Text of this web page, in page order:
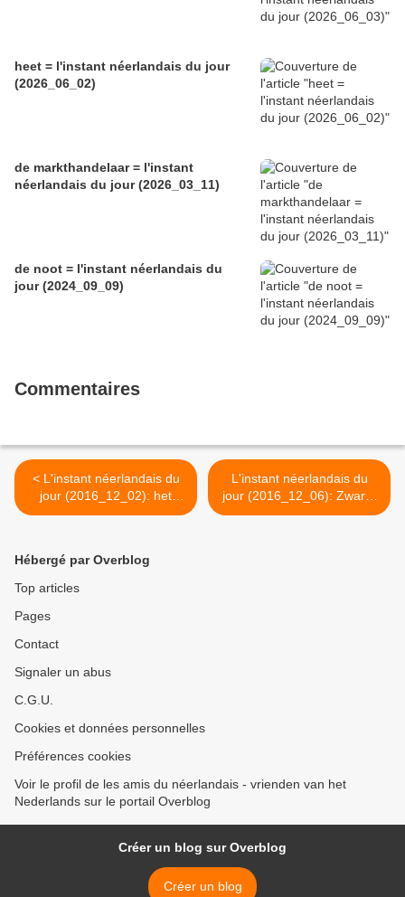
heet = l'instant néerlandais du jour
(2026_06_02)
de markthandelaar = l'instant
néerlandais du jour (2026_03_11)
de noot = l'instant néerlandais du
jour (2024_09_09)
Commentaires
< L'instant néerlandais du
jour (2016_12_02): het
concertgebouw
L'instant néerlandais du
jour (2016_12_06): Zwarte
Piet >
Hébergé par Overblog
Top articles
Pages
Contact
Signaler un abus
C.G.U.
Cookies et données personnelles
Préférences cookies
Voir le profil de les amis du néerlandais - vrienden van het
Nederlands sur le portail Overblog
Créer un blog sur Overblog
Créer un blog